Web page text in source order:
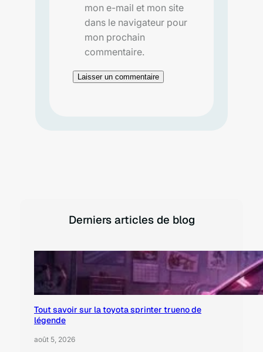
mon e-mail et mon site
dans le navigateur pour
mon prochain
commentaire.
Derniers articles de blog
Tout savoir sur la toyota sprinter trueno de
légende
août 5, 2026